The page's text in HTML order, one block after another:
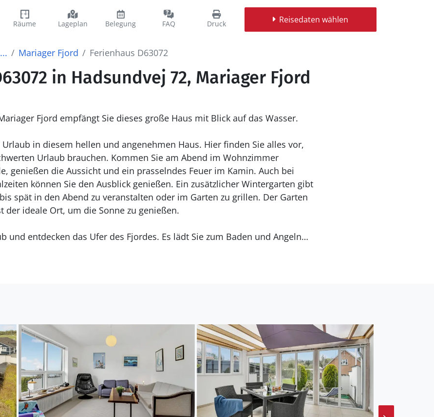
Räume Lageplan Belegung FAQ Druck Reisedaten wählen
... Mariager Fjord Ferienhaus D63072
in Hadsundvej 72, Mariager Fjord
Fjord empfängt Sie dieses große Haus mit Blick auf das Wasser.
in diesem hellen und angenehmen Haus. Hier finden Sie alles vor,
Urlaub brauchen. Kommen Sie am Abend im Wohnzimmer
genießen die Aussicht und ein prasselndes Feuer im Kamin. Auch bei
können Sie den Ausblick genießen. Ein zusätzlicher Wintergarten gibt
spät in den Abend zu veranstalten oder im Garten zu grillen. Der Garten
der ideale Ort, um die Sonne zu genießen.
und entdecken das Ufer des Fjordes. Es lädt Sie zum Baden und Angeln
des Ufers. Auch als Golfspieler können Sie auf dem nahen Golfplatz
Urlaub in ruhiger Lage!